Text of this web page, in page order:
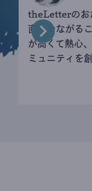
theLetterのお
直接つながる
が高くて熱心
ミュニティを